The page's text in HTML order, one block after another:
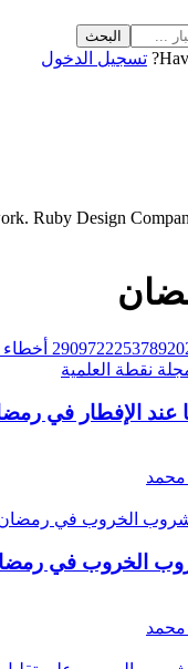
تسجيل الدخول
Ruby Design
عند الإفطار في
محمد
الخروب في
محمد